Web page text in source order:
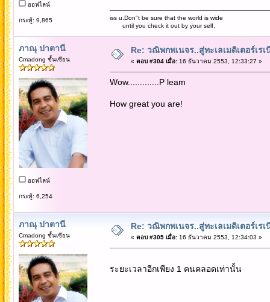
ออฟไลน์
กระทู้: 9,865
iss u.Don"t be sure that the world is wide
until you check it out by your self.
ภาณุ ปาตานี
Cmadong ชั้นเซียน
ออฟไลน์
กระทู้: 6,254
Re: วณิพกพเนจร..สู่ทะเลเมดิเตอร์เร
« ตอบ #304 เมื่อ:16 ธันวาคม 2553, 12:33:27 »
Wow.............P leam
How great you are!
ภาณุ ปาตานี
Cmadong ชั้นเซียน
Re: วณิพกพเนจร..สู่ทะเลเมดิเตอร์เร
« ตอบ #305 เมื่อ:16 ธันวาคม 2553, 12:34:03 »
ระยะเวลาอีกเพียง 1 คนคลอดเท่านั้น